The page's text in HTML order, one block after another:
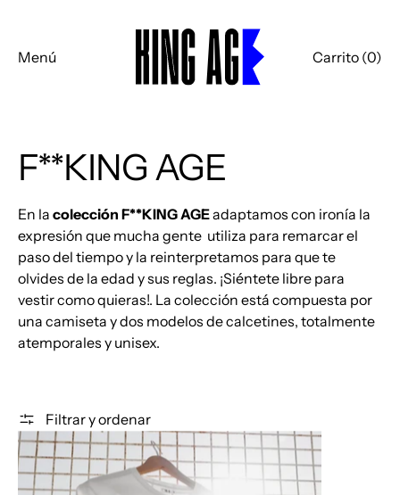
Menú Carrito (0)
F**KING AGE
En la colección F**KING AGEadaptamos con ironía la
expresión que mucha gente utiliza para remarcar el
paso del tiempo y la reinterpretamos para que te
olvides de la edad y sus reglas. ¡Siéntete libre para
vestir como quieras!. La colección está compuesta por
una camiseta y dos modelos de calcetines, totalmente
atemporales y unisex.
Filtrar y ordenar
CAMISETA F**KING AGE: "ELEGANCIA Y ESTILO"